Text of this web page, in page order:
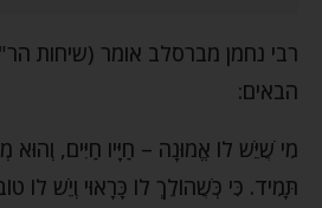
רבי נחמן מברסלב אומר (שיחות
הבאים:
מִי שֶׁיֵּשׁ לוֹ אֱמוּנָה – חַיָּיו חַיִּים, וְהוּא
תָּמִיד. כִּי כְּשֶׁהוֹלֵךְ לוֹ כָּרָאוּי וְיֵשׁ לוֹ